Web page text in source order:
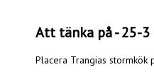
Att tänka på - 25-3
Placera Trangias